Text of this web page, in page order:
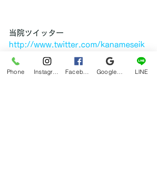
当院ツイッター
http://www.twitter.com/kanameseik
otsu
Phone LINE